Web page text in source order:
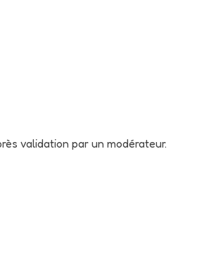
validation par un modérateur.